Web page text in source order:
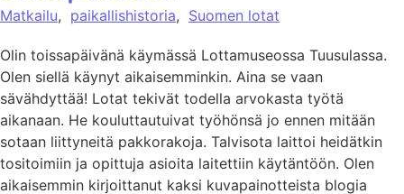
Matkailu, paikallishistoria, Suomen lotat
Olin toissapäivänä käymässä Lottamuseossa Tuusulassa.
Olen siellä käynyt aikaisemminkin. Aina se vaan
sävähdyttää! Lotat tekivät todella arvokasta työtä
aikanaan. He kouluttautuivat työhönsä jo ennen mitään
sotaan liittyneitä pakkorakoja. Talvisota laittoi heidätkin
tositoimiin ja opittuja asioita laitettiin käytäntöön. Olen
aikaisemmin kirjoittanut kaksi kuvapainotteista blogia